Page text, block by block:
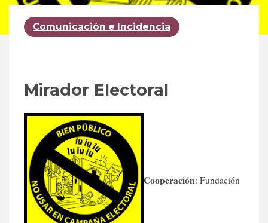
Comunicación e Incidencia
Mirador Electoral
Cooperación: Fundación